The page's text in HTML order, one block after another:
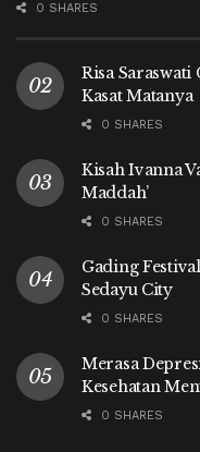
0 SHARES
Risa Saraswati
Kasat Matanya
0 SHARES
Kisah Ivanna
Maddah’
0 SHARES
Gading
Sedayu City
0 SHARES
Merasa
Kesehatan
0 SHARES